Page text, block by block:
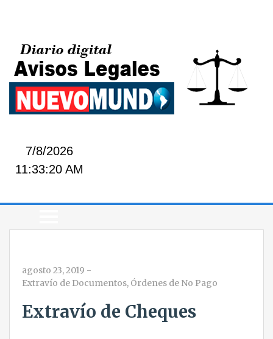
7/8/2026
11:33:21 AM
agosto 23, 2019 -
Extravío de Documentos, Órdenes de No Pago
Extravío de Cheques